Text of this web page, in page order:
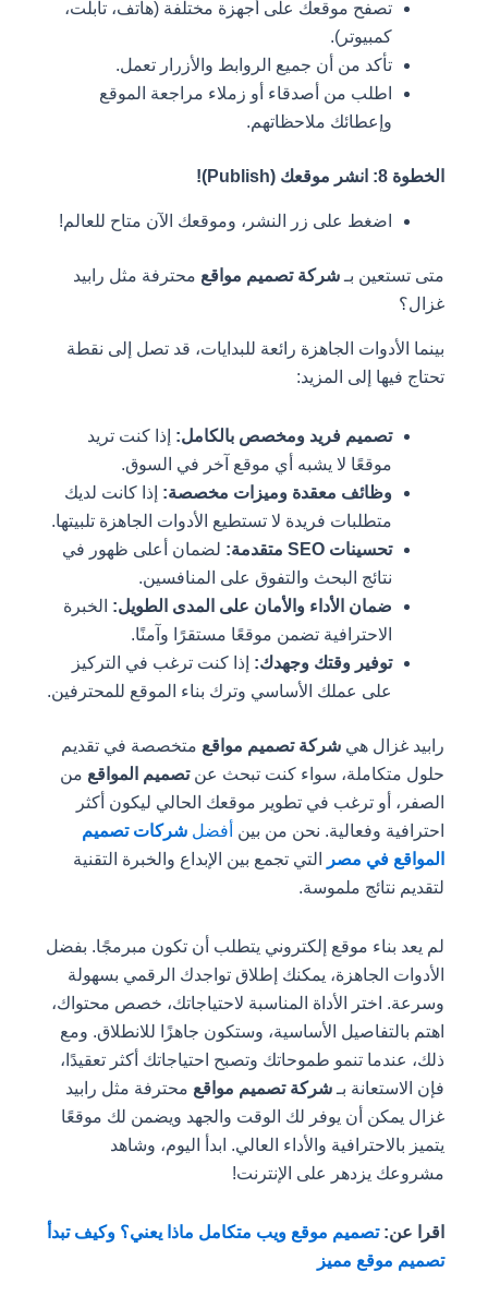
تصفح موقعك على أجهزة مختلفة (هاتف، تابلت،
كمبيوتر).
تأكد من أن جميع الروابط والأزرار تعمل.
اطلب من أصدقاء أو زملاء مراجعة الموقع
وإعطائك ملاحظاتهم.
الخطوة 8: انشر موقعك (Publish)!
اضغط على زر النشر، وموقعك الآن متاح للعالم!
متى تستعين بـشركة تصميم مواقع محترفة مثل رابيد
غزال؟
بينما الأدوات الجاهزة رائعة للبدايات، قد تصل إلى نقطة
تحتاج فيها إلى المزيد:
تصميم فريد ومخصص بالكامل:إذا كنت تريد
موقعًا لا يشبه أي موقع آخر في السوق.
وظائف معقدة وميزات مخصصة:إذا كانت لديك
متطلبات فريدة لا تستطيع الأدوات الجاهزة تلبيتها.
تحسينات SEO متقدمة:
لضمان أعلى ظهور في
نتائج البحث والتفوق على المنافسين.
ضمان الأداء والأمان على المدى الطويل:الخبرة
الاحترافية تضمن موقعًا مستقرًا وآمنًا.
توفير وقتك وجهدك:إذا كنت ترغب في التركيز
على عملك الأساسي وترك بناء الموقع للمحترفين.
رابيد غزال هيشركة تصميم مواقع متخصصة في تقديم
حلول متكاملة، سواء كنت تبحث عنتصميم المواقع من
الصفر، أو ترغب في تطوير موقعك الحالي ليكون أكثر
احترافية وفعالية. نحن من بينأفضلشركات تصميم
المواقع في مصر التي تجمع بين الإبداع والخبرة التقنية
لتقديم نتائج ملموسة.
لم يعد بناء موقع إلكتروني يتطلب أن تكون مبرمجًا. بفضل
الأدوات الجاهزة، يمكنك إطلاق تواجدك الرقمي بسهولة
وسرعة. اختر الأداة المناسبة لاحتياجاتك، خصص محتواك،
اهتم بالتفاصيل الأساسية، وستكون جاهزًا للانطلاق. ومع
ذلك، عندما تنمو طموحاتك وتصبح احتياجاتك أكثر تعقيدًا،
فإن الاستعانة بـشركة تصميم مواقع محترفة مثل رابيد
غزال يمكن أن يوفر لك الوقت والجهد ويضمن لك موقعًا
يتميز بالاحترافية والأداء العالي. ابدأ اليوم، وشاهد
مشروعك يزدهر على الإنترنت!
اقرا عن:تصميم موقع ويب متكامل ماذا يعني؟ وكيف تبدأ
تصميم موقع مميز